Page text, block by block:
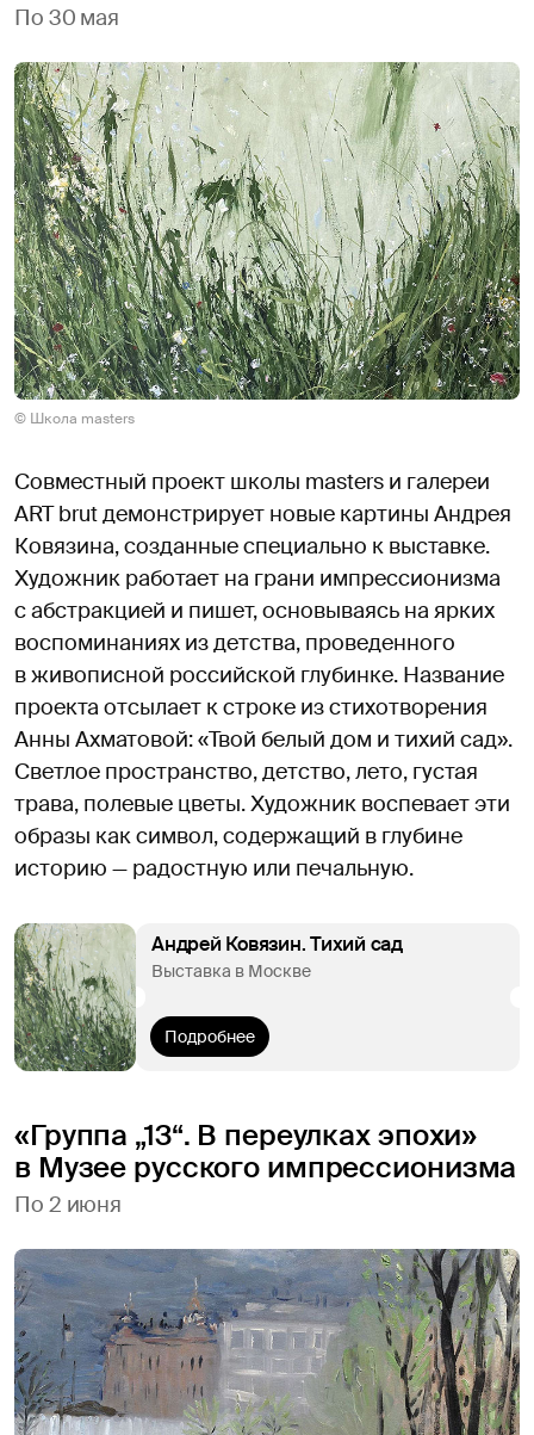
По 30 мая
© Школа masters
Совместный проект школы masters и галереи
ART brut демонстрирует новые картины Андрея
Ковязина, созданные специально к выставке.
Художник работает на грани импрессионизма
с абстракцией и пишет, основываясь на ярких
воспоминаниях из детства, проведенного
в живописной российской глубинке. Название
проекта отсылает к строке из стихотворения
Анны Ахматовой: «Твой белый дом и тихий сад».
Светлое пространство, детство, лето, густая
трава, полевые цветы. Художник воспевает эти
образы как символ, содержащий в глубине
историю — радостную или печальную.
Андрей Ковязин. Тихий сад
Выставка в Москве
Подробнее
«Группа „13“. В переулках эпохи»
в Музее русского импрессионизма
По 2 июня